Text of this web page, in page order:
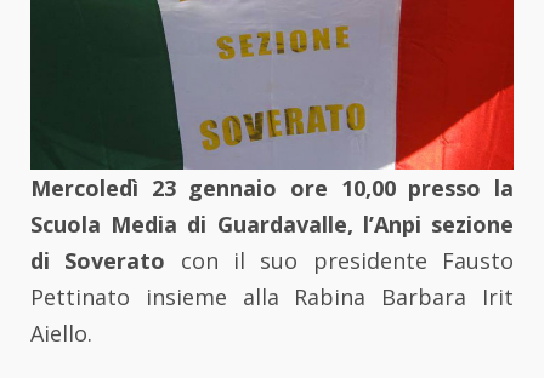
Mercoledì 23 gennaio ore 10,00 presso la
Scuola Media di Guardavalle, l’Anpi sezione
di Soverato con il suo presidente Fausto
Pettinato insieme alla Rabina Barbara Irit
Aiello.